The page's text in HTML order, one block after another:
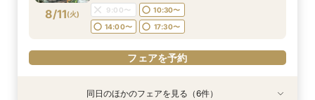
フェアを予約
フェアを予約
フェアを予約
フェアを予約
フェアを予約
フェアを予約
フェアを予約
8/11(火) 9:00〜
10:30〜
14:00〜
17:30〜
フェアを予約
特典あり
特典あり
特典あり
特典あり
特典あり
特典あり同日のほかのフェアを見る（6件）